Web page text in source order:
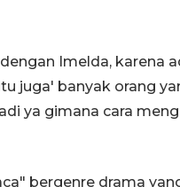
Imelda, karena
juga' banyak orang
ya gimana cara
bergenre drama